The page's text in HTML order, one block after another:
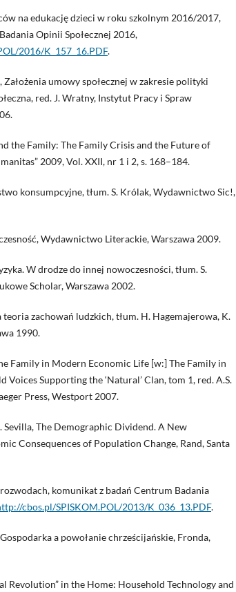
na edukację dzieci w roku szkolnym 2016/2017,
Opinii Społecznej 2016,
2016/K_157_16.PDF.
Założenia umowy społecznej w zakresie polityki
red. J. Wratny, Instytut Pracy i Spraw
the Family: The Family Crisis and the Future of
2009, Vol. XXII, nr 1 i 2, s. 168–184.
konsumpcyjne, tłum. S. Królak, Wydawnictwo Sic!,
Wydawnictwo Literackie, Warszawa 2009.
W drodze do innej nowoczesności, tłum. S.
Scholar, Warszawa 2002.
teoria zachowań ludzkich, tłum. H. Hagemajerowa, K.
1990.
Family in Modern Economic Life [w:] The Family in
Supporting the ‘Natural’ Clan, tom 1, red. A.S.
Press, Westport 2007.
Sevilla, The Demographic Dividend. A New
Consequences of Population Change, Rand, Santa
komunikat z badań Centrum Badania
cbos.pl/SPISKOM.POL/2013/K_036_13.PDF.
a powołanie chrześcijańskie, Fronda,
Revolution” in the Home: Household Technology and